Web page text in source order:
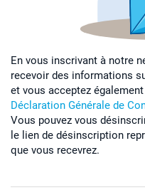
En vous inscrivant à notre
recevoir des informations
et vous acceptez
Déclaration Générale de
Vous pouvez vous
le lien de désinscription
que vous recevrez.